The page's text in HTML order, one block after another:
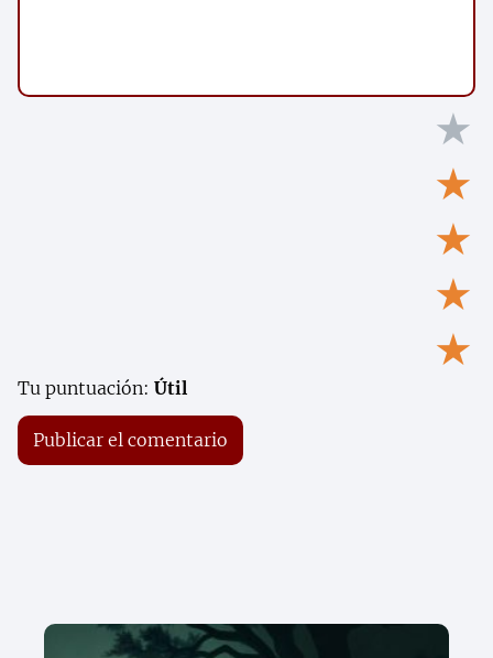
★
★
★
★
★
Tu puntuación: Útil